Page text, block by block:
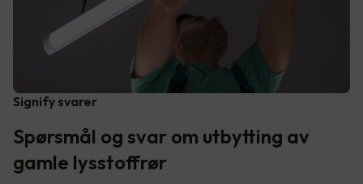
Signify svarer
Spørsmål og svar om utbytting av
gamle lysstoffrør